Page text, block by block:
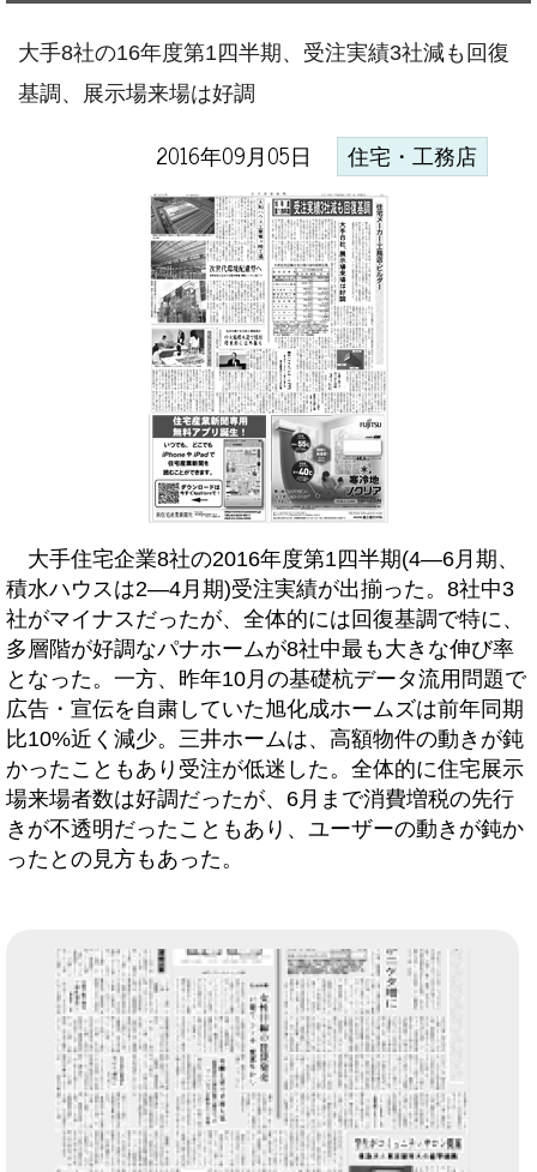
大手8社の16年度第1四半期、受注実績3社減も回復
基調、展示場来場は好調
2016年09月05日 住宅・工務店
大手住宅企業8社の2016年度第1四半期(4―6月期、
積水ハウスは2―4月期)受注実績が出揃った。8社中3
社がマイナスだったが、全体的には回復基調で特に、
多層階が好調なパナホームが8社中最も大きな伸び率
となった。一方、昨年10月の基礎杭データ流用問題で
広告・宣伝を自粛していた旭化成ホームズは前年同期
比10%近く減少。三井ホームは、高額物件の動きが鈍
かったこともあり受注が低迷した。全体的に住宅展示
場来場者数は好調だったが、6月まで消費増税の先行
きが不透明だったこともあり、ユーザーの動きが鈍か
ったとの見方もあった。